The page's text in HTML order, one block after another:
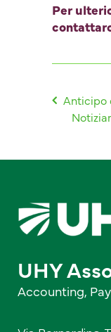
Per
Anticipo
UHY
Accounting,